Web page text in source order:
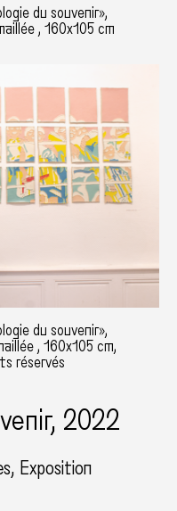
du souvenir»,
, 160x105 cm
du souvenir»,
, 160x105 cm,
réservés
2022
Exposition